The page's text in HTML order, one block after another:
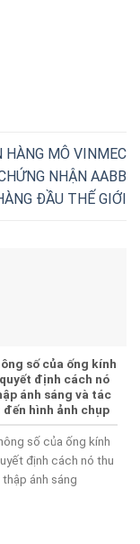
HÀNG MÔ VINMEC
NHẬN AABB
ĐẦU THẾ GIỚI
số của ống kính
định cách nó
ánh sáng và tác
đến hình ảnh chụp
số của ống kính
định cách nó thu
thập ánh sáng